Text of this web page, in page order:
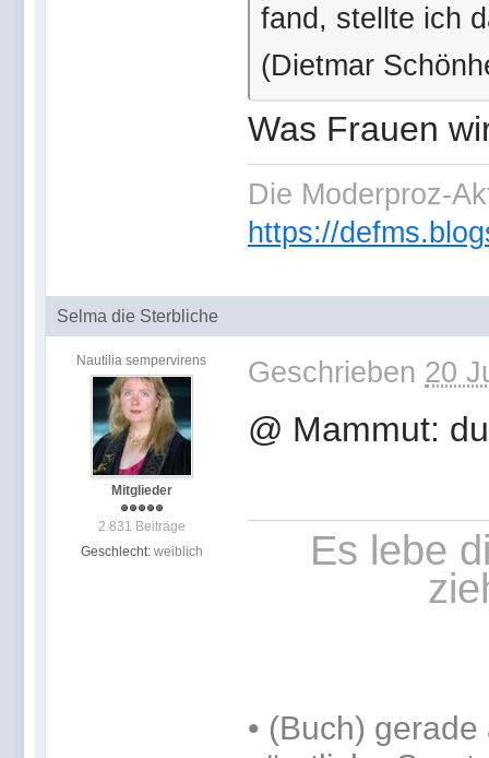
fand, stellte ich
(Dietmar
Was Frauen
Die Moderproz-
https://
Selma die Sterbliche
Nautilia sempervirens
Mitglieder
2.831 Beiträge
Geschlecht: weiblich
Geschrieben 20
@ Mammut:
Es lebe
• (Buch) gerade